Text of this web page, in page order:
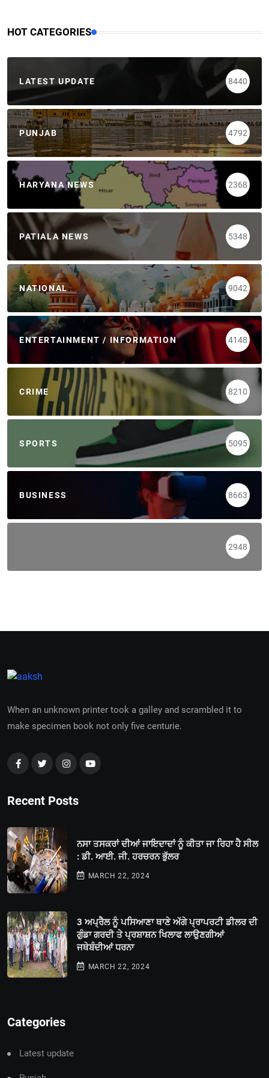
HOT CATEGORIES
LATEST UPDATE 8440
PUNJAB 4792
HARYANA NEWS 2368
PATIALA NEWS 5348
NATIONAL 9042
ENTERTAINMENT / INFORMATION 4148
CRIME 8210
SPORTS 5095
BUSINESS 8663
2948
When an unknown printer took a galley and scrambled it to
make specimen book not only five centurie.
Recent Posts
ਨਸਾ ਤਸਕਰਾਂ ਦੀਆਂ ਜਾਇਦਾਦਾਂ ਨੂੰ ਕੀਤਾ ਜਾ ਰਿਹਾ ਹੈ ਸੀਲ
: ਡੀ. ਆਈ. ਜੀ. ਹਰਚਰਨ ਭੁੱਲਰ
MARCH 22, 2024
3 ਅਪ੍ਰੈਲ ਨੂੰ ਪਸਿਆਣਾ ਥਾਣੇ ਅੱਗੇ ਪ੍ਰਾਪਰਟੀ ਡੀਲਰ ਦੀ
ਗੁੰਡਾ ਗਰਦੀ ਤੇ ਪ੍ਰਸ਼ਾਸ਼ਨ ਖਿਲਾਫ ਲਾਉਣਗੀਆਂ
ਜਥੇਬੰਦੀਆਂ ਧਰਨਾ
MARCH 22, 2024
Categories
Latest update